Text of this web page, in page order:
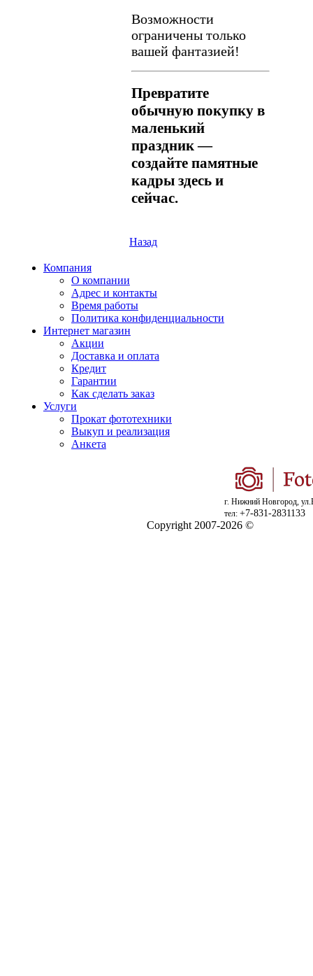
Возможности
ограничены только
вашей фантазией!
Превратите
обычную покупку в
маленький
праздник —
создайте памятные
кадры здесь и
сейчас.
Назад
Компания
О компании
Адрес и контакты
Время работы
Политика конфиденциальности
Интернет магазин
Акции
Доставка и оплата
Кредит
Гарантии
Как сделать заказ
Услуги
Прокат фототехники
Выкуп и реализация
Анкета
г. Нижний Новгород,
тел: +7-831-2831133
Copyright 2007-2026 ©